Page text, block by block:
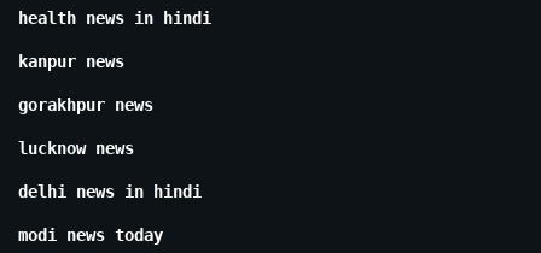
health news in hindi
kanpur news
gorakhpur news
lucknow news
delhi news in hindi
modi news today